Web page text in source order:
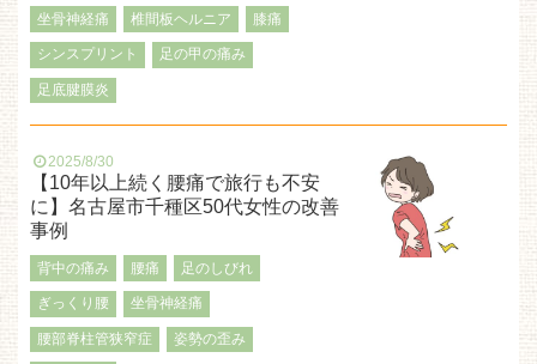
坐骨神経痛 椎間板ヘルニア 膝痛
シンスプリント 足の甲の痛み
足底腱膜炎
2025/8/30
【10年以上続く腰痛で旅行も不安
に】名古屋市千種区50代女性の改善
事例
背中の痛み 腰痛 足のしびれ
ぎっくり腰 坐骨神経痛
腰部脊柱管狭窄症 姿勢の歪み